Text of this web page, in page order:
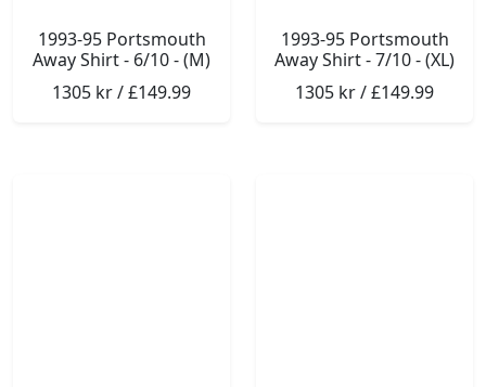
1993-95 Portsmouth
Away Shirt - 6/10 - (M)
1305 kr / £149.99
1993-95 Portsmouth
Away Shirt - 7/10 - (XL)
1305 kr / £149.99